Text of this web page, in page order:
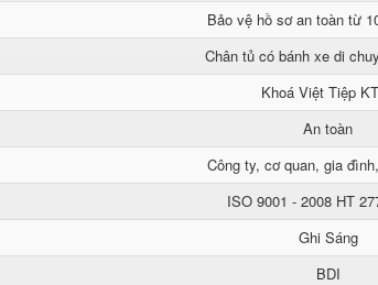
Bảo vệ hồ sơ an toàn từ
Chân tủ có bánh xe di
Khoá Việt Tiệp
An toàn
Công ty, cơ quan, gia
ISO 9001 - 2008 HT
Ghi Sáng
BDI